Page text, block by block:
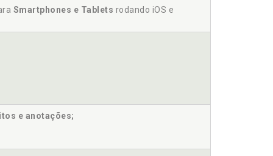
Smartphones e Tablets rodando iOS e
e anotações;